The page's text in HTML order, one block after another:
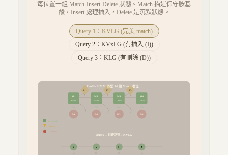
每位置一組 Match-Insert-Delete 狀態。Match 描述保守胺基
酸，Insert 處理插入，Delete 是沉默狀態。
Query 1 ： KVLG (完美 match)
Query 2： KVxLG (有插入 (I))
Query 3： KLG (有刪除 (D))
Profile HMM 模型（4 個 Match 欄位）
M 1
K :70%
M 2
V:50%
M 3
L 60%
M4
G :85%
I1 I2 I3
D1 D2 D3 D4
I = Insert
Query 1 對齊路徑：KVLG
K
M
V
M
L
M
G
M